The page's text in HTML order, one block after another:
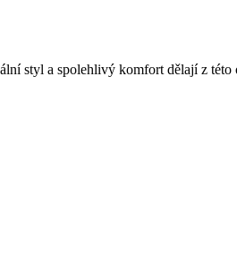
styl a spolehlivý komfort dělají z